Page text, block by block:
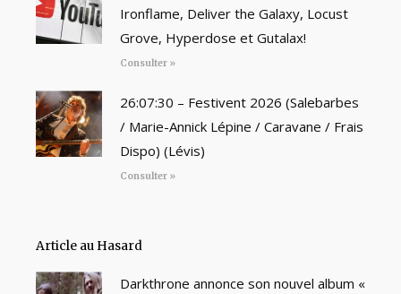
Ironflame, Deliver the Galaxy, Locust
Grove, Hyperdose et Gutalax!
Consulter »
26:07:30 – Festivent 2026 (Salebarbes
/ Marie-Annick Lépine / Caravane / Frais
Dispo) (Lévis)
Consulter »
Article au Hasard
Darkthrone annonce son nouvel album «